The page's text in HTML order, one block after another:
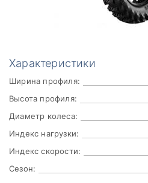
Характеристики
Ширина профиля:
Высота профиля:
Диаметр колеса:
Индекс нагрузки:
Индекс скорости:
Сезон: